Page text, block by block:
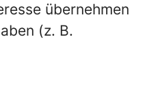
übernehmen
(z. B.